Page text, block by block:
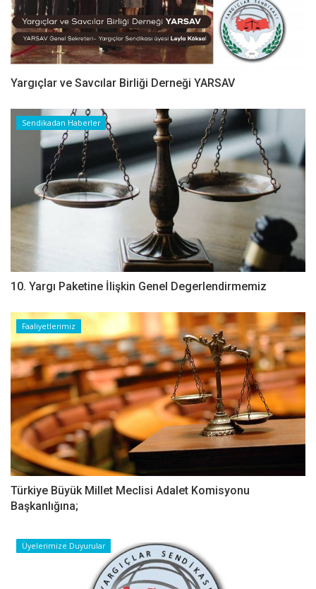
Yargıçlar ve Savcılar Birliği Derneği YARSAV
Sendikadan Haberler
10. Yargı Paketine İlişkin Genel Degerlendirmemiz
Faaliyetlerimiz
Türkiye Büyük Millet Meclisi Adalet Komisyonu
Başkanlığına;
Üyelerimize Duyurular